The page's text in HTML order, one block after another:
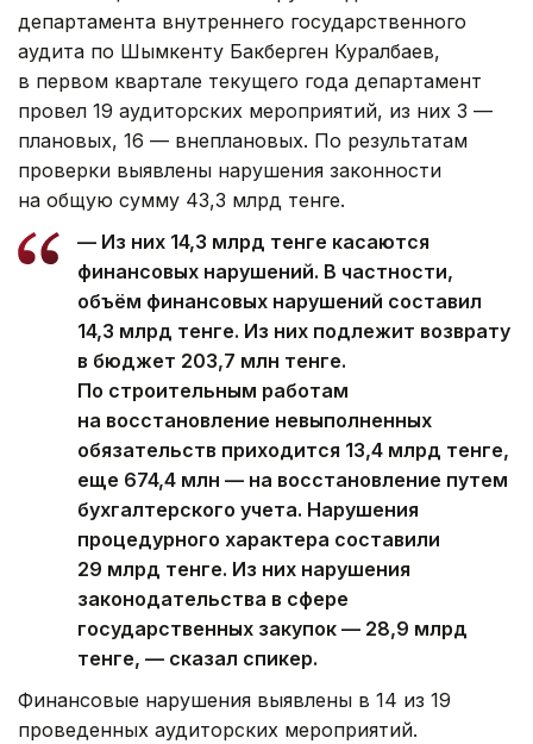
департамента внутреннего государственного
аудита по Шымкенту Бакберген Куралбаев,
в первом квартале текущего года департамент
провел 19 аудиторских мероприятий, из них 3 —
плановых, 16 — внеплановых. По результатам
проверки выявлены нарушения законности
на общую сумму 43,3 млрд тенге.
— Из них 14,3 млрд тенге касаются
финансовых нарушений. В частности,
объём финансовых нарушений составил
14,3 млрд тенге. Из них подлежит возврату
в бюджет 203,7 млн тенге.
По строительным работам
на восстановление невыполненных
обязательств приходится 13,4 млрд тенге,
еще 674,4 млн — на восстановление путем
бухгалтерского учета. Нарушения
процедурного характера составили
29 млрд тенге. Из них нарушения
законодательства в сфере
государственных закупок — 28,9 млрд
тенге, — сказал спикер.
Финансовые нарушения выявлены в 14 из 19
проведенных аудиторских мероприятий.